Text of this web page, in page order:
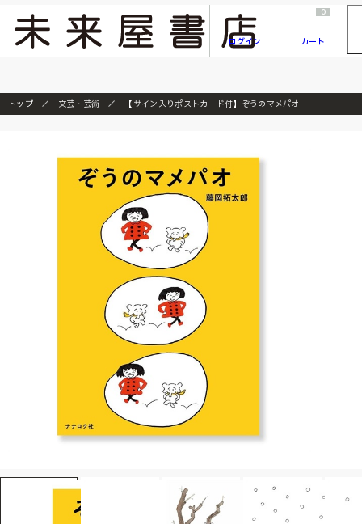
『ONE PIECE magazine 021 ONE PIECEカード付き同梱版』発売延期のご案内
ログイン
0
カート
トップ 文芸・芸術 【サイン入りポストカード付】ぞうのマメパオ